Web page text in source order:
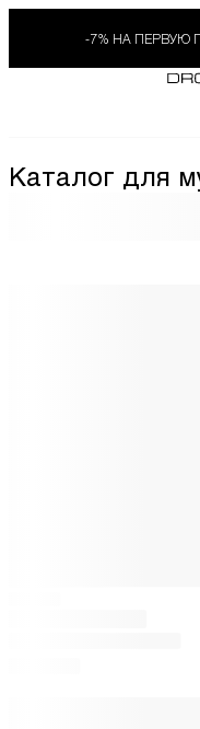
-7% НА ПЕРВУЮ
Каталог для